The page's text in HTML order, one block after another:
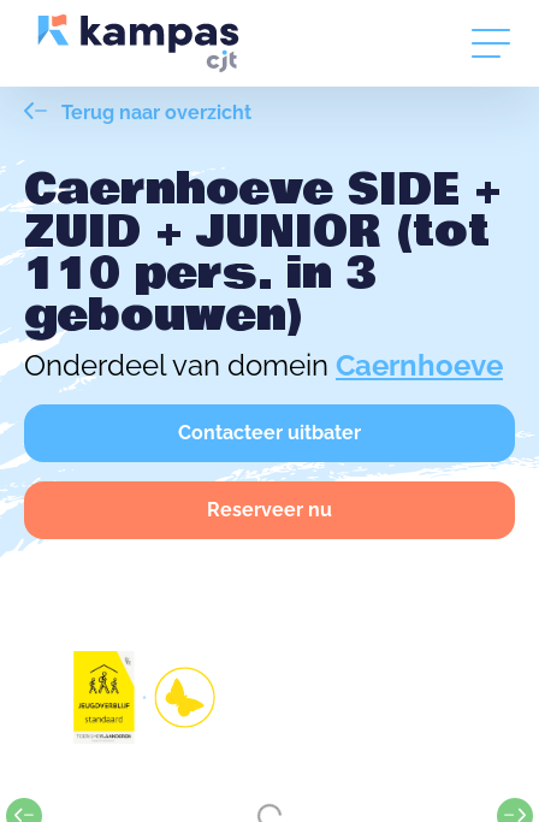
Terug naar overzicht
Caernhoeve SIDE +
ZUID + JUNIOR (tot
110 pers. in 3
gebouwen)
Onderdeel van domein Caernhoeve
Contacteer uitbater
Reserveer nu